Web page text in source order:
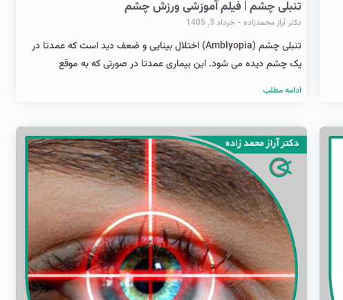
تنبلی چشم | فیلم آموزشی ورزش چشم
دکتر آراز محمدزاده خرداد 3, 1405
تنبلی چشم (Amblyopia) اختلال بینایی و ضعف دید است که عمدتا در
یک چشم دیده می شود. این بیماری عمدتا در صورتی که به موقع
ادامه مطلب